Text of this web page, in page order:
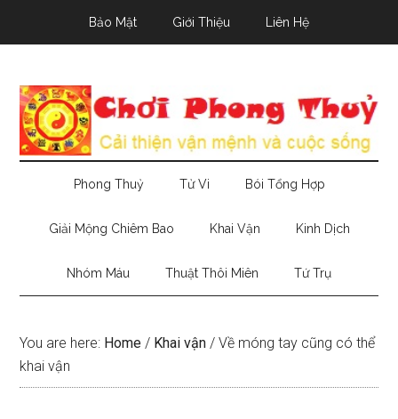
Bảo Mật Giới Thiệu Liên Hệ
Phong Thuỷ Tử Vi Bói Tổng Hợp
Giải Mộng Chiêm Bao Khai Vận Kinh Dịch
Nhóm Máu Thuật Thôi Miên Tứ Trụ
You are here: Home / Khai vận / Về móng tay cũng có thể
khai vận